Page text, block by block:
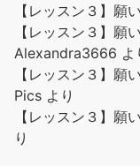
【レッスン３】願
【レッスン３】願
Alexandra3666 よ
【レッスン３】願
Pics より
【レッスン３】願
り